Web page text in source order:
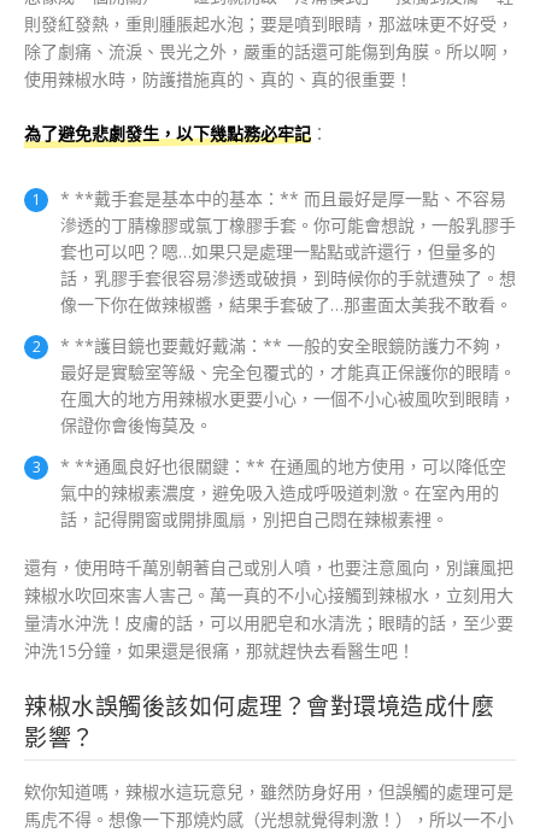
則發紅發熱，重則腫脹起水泡；要是噴到眼睛，那滋味更不好受，
除了劇痛、流淚、畏光之外，嚴重的話還可能傷到角膜。所以啊，
使用辣椒水時，防護措施真的、真的、真的很重要！
為了避免悲劇發生，以下幾點務必牢記 ：
* **戴手套是基本中的基本：** 而且最好是厚一點、不容易
滲透的丁腈橡膠或氯丁橡膠手套。你可能會想說，一般乳膠手
套也可以吧？嗯…如果只是處理一點點或許還行，但量多的
話，乳膠手套很容易滲透或破損，到時候你的手就遭殃了。想
像一下你在做辣椒醬，結果手套破了…那畫面太美我不敢看。
* **護目鏡也要戴好戴滿：** 一般的安全眼鏡防護力不夠，
最好是實驗室等級、完全包覆式的，才能真正保護你的眼睛。
在風大的地方用辣椒水更要小心，一個不小心被風吹到眼睛，
保證你會後悔莫及。
* **通風良好也很關鍵：** 在通風的地方使用，可以降低空
氣中的辣椒素濃度，避免吸入造成呼吸道刺激。在室內用的
話，記得開窗或開排風扇，別把自己悶在辣椒素裡。
還有，使用時千萬別朝著自己或別人噴，也要注意風向，別讓風把
辣椒水吹回來害人害己。萬一真的不小心接觸到辣椒水，立刻用大
量清水沖洗！皮膚的話，可以用肥皂和水清洗；眼睛的話，至少要
沖洗15分鐘，如果還是很痛，那就趕快去看醫生吧！
辣椒水誤觸後該如何處理？會對環境造成什麼
影響？
欸你知道嗎，辣椒水這玩意兒，雖然防身好用，但誤觸的處理可是
馬虎不得。想像一下那燒灼感（光想就覺得刺激！），所以一不小